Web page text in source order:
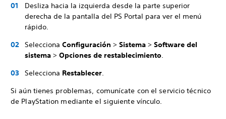
Desliza hacia la izquierda desde la parte superior
derecha de la pantalla del PS Portal para ver el menú
rápido.
Selecciona Configuración > Sistema > Software del
sistema > Opciones de restablecimiento.
Selecciona Restablecer.
Si aún tienes problemas, comunícate con el servicio técnico
de PlayStation mediante el siguiente vínculo.